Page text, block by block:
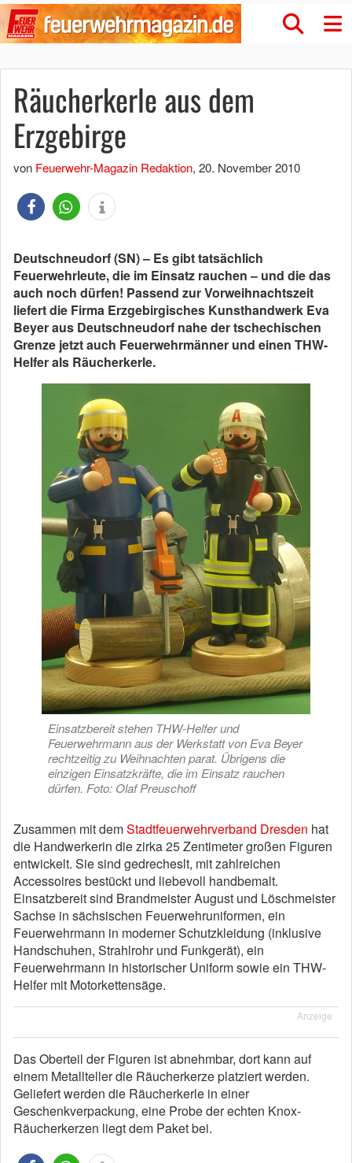
Räucherkerle aus dem
Erzgebirge
von Feuerwehr-Magazin Redaktion, 20. November 2010
Deutschneudorf (SN) – Es gibt tatsächlich
Feuerwehrleute, die im Einsatz rauchen – und die das
auch noch dürfen! Passend zur Vorweihnachtszeit
liefert die Firma Erzgebirgisches Kunsthandwerk Eva
Beyer aus Deutschneudorf nahe der tschechischen
Grenze jetzt auch Feuerwehrmänner und einen THW-
Helfer als Räucherkerle.
Einsatzbereit stehen THW-Helfer und
Feuerwehrmann aus der Werkstatt von Eva Beyer
rechtzeitig zu Weihnachten parat. Übrigens die
einzigen Einsatzkräfte, die im Einsatz rauchen
dürfen. Foto: Olaf Preuschoff
Zusammen mit demStadtfeuerwehrverband Dresden hat
die Handwerkerin die zirka 25 Zentimeter großen Figuren
entwickelt. Sie sind gedrecheslt, mit zahlreichen
Accessoires bestückt und liebevoll handbemalt.
Einsatzbereit sind Brandmeister August und Löschmeister
Sachse in sächsischen Feuerwehruniformen, ein
Feuerwehrmann in moderner Schutzkleidung (inklusive
Handschuhen, Strahlrohr und Funkgerät), ein
Feuerwehrmann in historischer Uniform sowie ein THW-
Helfer mit Motorkettensäge.
Anzeige
Das Oberteil der Figuren ist abnehmbar, dort kann auf
einem Metallteller die Räucherkerze platziert werden.
Geliefert werden die Räucherkerle in einer
Geschenkverpackung, eine Probe der echten Knox-
Räucherkerzen liegt dem Paket bei.